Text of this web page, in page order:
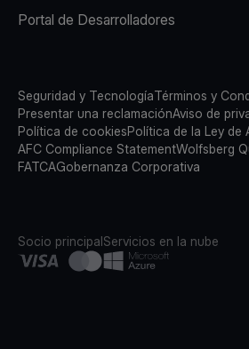
Portal de Desarrolladores
Seguridad y TecnologíaTérminos y
Presentar una reclamaciónAviso de
Política de cookiesPolítica de la Ley de
AFC Compliance StatementWolfsberg
FATCAGobernanza Corporativa
Socio principalServicios en la nube